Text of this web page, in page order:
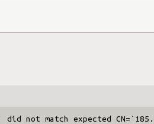
match expected